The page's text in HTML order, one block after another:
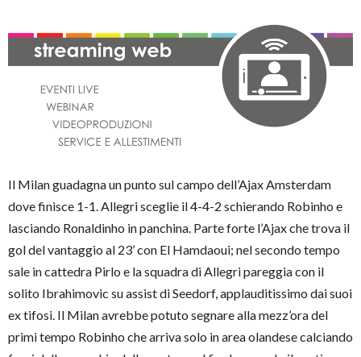
Il Milan guadagna un punto sul campo dell’Ajax Amsterdam
dove finisce 1-1. Allegri sceglie il 4-4-2 schierando Robinho e
lasciando Ronaldinho in panchina. Parte forte l’Ajax che trova il
gol del vantaggio al 23’ con El Hamdaoui; nel secondo tempo
sale in cattedra Pirlo e la squadra di Allegri pareggia con il
solito Ibrahimovic su assist di Seedorf, applauditissimo dai suoi
ex tifosi. Il Milan avrebbe potuto segnare alla mezz’ora del
primi tempo Robinho che arriva solo in area olandese calciando